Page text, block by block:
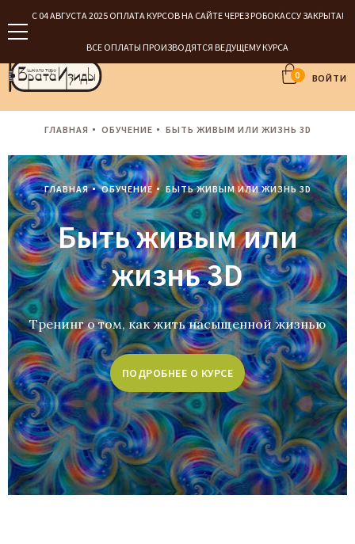
С 04 АВГУСТА 2025 ОПЛАТА КУРСОВ НА САЙТЕ ЧЕРЕЗ РОБОКАССУ ЗАКРЫТА!
ВСЕ ОПЛАТЫ ПРОИЗВОДЯТСЯ ВЕДУЩЕМУ КУРСА
0 ВОЙТИ
ГЛАВНАЯ ОБУЧЕНИЕ БЫТЬ ЖИВЫМ ИЛИ ЖИЗНЬ 3D
ГЛАВНАЯ ОБУЧЕНИЕ БЫТЬ ЖИВЫМ ИЛИ ЖИЗНЬ 3D
Быть живым или
жизнь 3D
Тренинг о том, как жить насыщенной жизнью
ПОДРОБНЕЕ О КУРСЕ